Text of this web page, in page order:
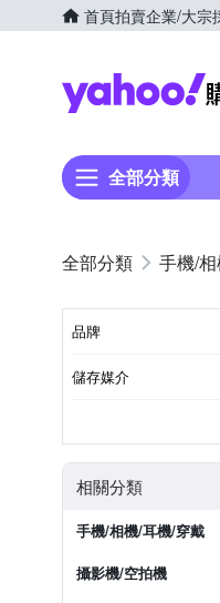
首頁拍賣企業/大宗
全部分類
手機/
品牌
儲存媒介
相關分類
手機/相機/耳機/穿戴
攝影機/空拍機